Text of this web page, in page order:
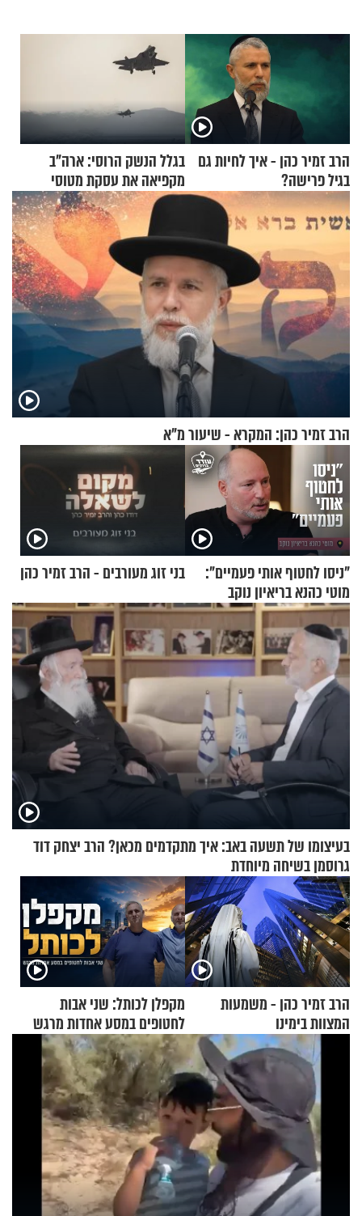
הרב זמיר כהן - איך לחיות גם
בגיל פרישה?
בגלל הנשק הרוסי: ארה"ב
מקפיאה את עסקת מטוסי
הקרב לטורקיה
הרב זמיר כהן: המקרא - שיעור מ"א
"ניסו לחטוף אותי פעמיים":
מוטי כהנא בריאיון נוקב
בני זוג מעורבים - הרב זמיר כהן
בעיצומו של תשעה באב: איך מתקדמים מכאן? הרב יצחק דוד
גרוסמן בשיחה מיוחדת
הרב זמיר כהן - משמעות
המצוות בימינו
מקפלן לכותל: שני אבות
לחטופים במסע אחדות מרגש